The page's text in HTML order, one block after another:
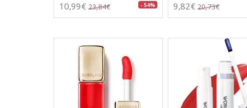
10,99€ 23,84€ - 54% 9,82€ 20,73€